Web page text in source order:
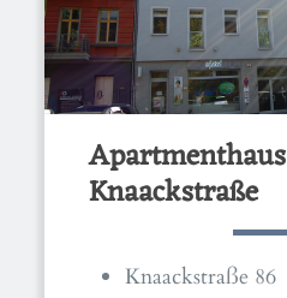
Apartmenthaus
Knaackstraße
Knaackstraße 86